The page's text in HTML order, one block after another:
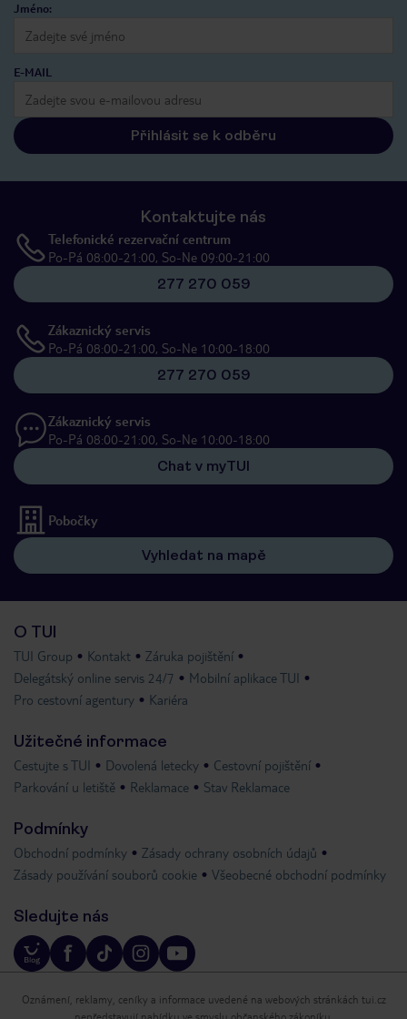
Jméno:
E-MAIL
Přihlásit se k odběru
Kontaktujte nás
Telefonické rezervační centrum
Po-Pá 08:00-21:00, So-Ne 09:00-21:00
277 270 059
Zákaznický servis
Po-Pá 08:00-21:00, So-Ne 10:00-18:00
277 270 059
Zákaznický servis
Po-Pá 08:00-21:00, So-Ne 10:00-18:00
Chat v myTUI
Pobočky
Vyhledat na mapě
O TUI
TUI Group Kontakt
Záruka pojištění
Delegátský online servis 24/7
Mobilní aplikace TUI
Pro cestovní agentury
Kariéra
Užitečné informace
Cestujte s TUI Dovolená letecky
Cestovní pojištění
Parkování u letiště
Reklamace Stav Reklamace
Podmínky
Obchodní podmínky
Zásady ochrany osobních údajů
Zásady používání souborů cookie
Všeobecné obchodní podmínky
Sledujte nás
Oznámení, reklamy, ceníky a informace uvedené na webových stránkách tui.cz